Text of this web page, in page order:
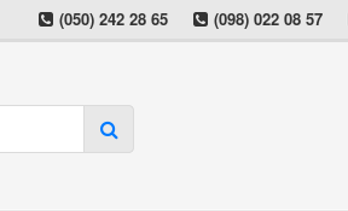
(050) 242 28 65 (098) 022 08 57